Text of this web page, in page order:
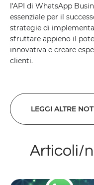
l'API di WhatsApp
essenziale per il
strategie di
sfruttare appieno il
innovativa e creare
clienti.
LEGGI ALTRE
Articoli/